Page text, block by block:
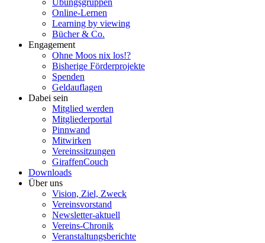
Übungsgruppen
Online-Lernen
Learning by viewing
Bücher & Co.
Engagement
Ohne Moos nix los!?
Bisherige Förderprojekte
Spenden
Geldauflagen
Dabei sein
Mitglied werden
Mitgliederportal
Pinnwand
Mitwirken
Vereinssitzungen
GiraffenCouch
Downloads
Über uns
Vision, Ziel, Zweck
Vereinsvorstand
Newsletter-aktuell
Vereins-Chronik
Veranstaltungsberichte